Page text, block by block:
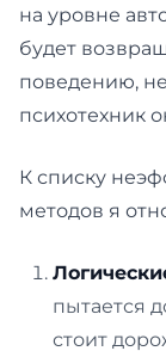
на уровне
будет
поведению,
психотехник
К списку
методов я
пытается
стоит